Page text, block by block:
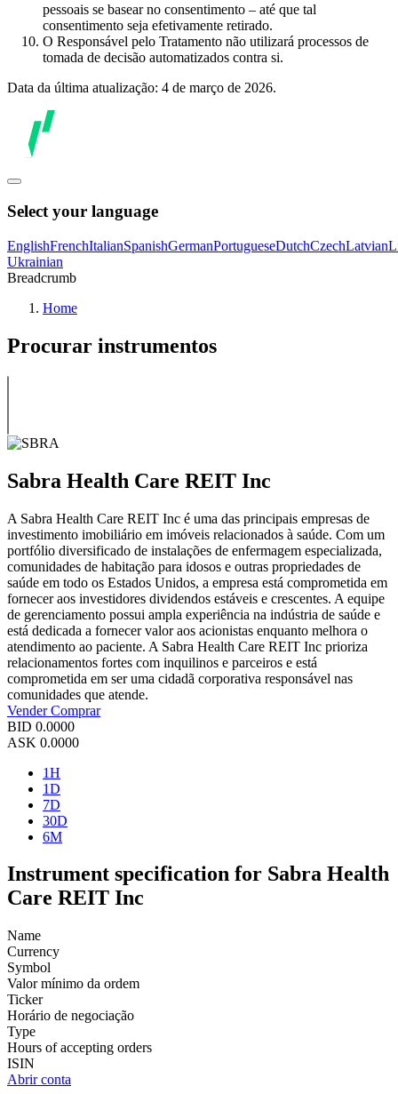
pessoais se basear no consentimento – até que tal
consentimento seja efetivamente retirado.
O Responsável pelo Tratamento não utilizará processos de
tomada de decisão automatizados contra si.
Data da última atualização: 4 de março de 2026.
Select your language
EnglishFrenchItalianSpanishGermanPortugueseDutchCzechLatvian
Ukrainian
Breadcrumb
Home
Procurar instrumentos
Sabra Health Care REIT Inc
A Sabra Health Care REIT Inc é uma das principais empresas de
investimento imobiliário em imóveis relacionados à saúde. Com um
portfólio diversificado de instalações de enfermagem especializada,
comunidades de habitação para idosos e outras propriedades de
saúde em todo os Estados Unidos, a empresa está comprometida em
fornecer aos investidores dividendos estáveis e crescentes. A equipe
de gerenciamento possui ampla experiência na indústria de saúde e
está dedicada a fornecer valor aos acionistas enquanto melhora o
atendimento ao paciente. A Sabra Health Care REIT Inc prioriza
relacionamentos fortes com inquilinos e parceiros e está
comprometida em ser uma cidadã corporativa responsável nas
comunidades que atende.
VenderComprar
BID 0.0000
ASK 0.0000
1H
1D
7D
30D
6M
Instrument specification for Sabra Health
Care REIT Inc
Name
Currency
Symbol
Valor mínimo da ordem
Ticker
Horário de negociação
Type
Hours of accepting orders
ISIN
Abrir conta